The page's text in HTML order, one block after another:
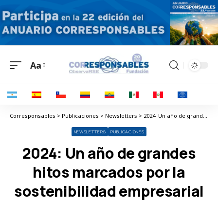
Aa
Corresponsables > Publicaciones > Newsletters > 2024: Un año de grandes hitos marcados por la sostenibilidad empresarial
NEWSLETTERS PUBLICACIONES
2024: Un año de grandes
hitos marcados por la
sostenibilidad empresarial